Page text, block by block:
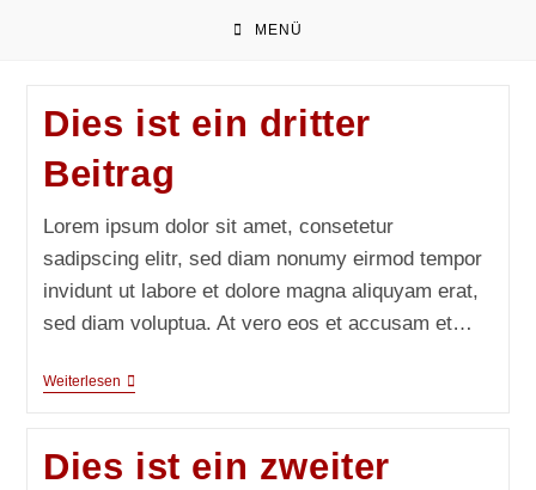
MENÜ
Dies ist ein dritter
Beitrag
Lorem ipsum dolor sit amet, consetetur
sadipscing elitr, sed diam nonumy eirmod tempor
invidunt ut labore et dolore magna aliquyam erat,
sed diam voluptua. At vero eos et accusam et…
WeiterlesenDies
Beitrag
Dies ist ein zweiter